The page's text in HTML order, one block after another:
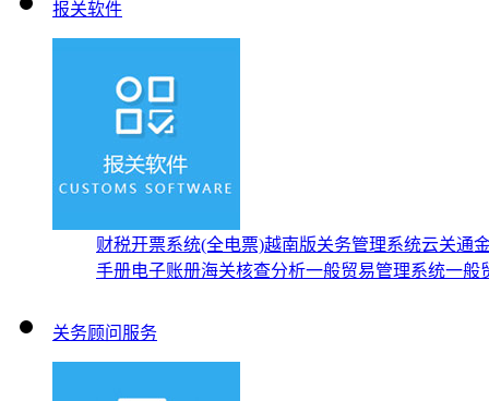
报关软件
财税开票系统(全电票)越南版关务管理系统云关通
手册电子账册海关核查分析一般贸易管理系统一般
关务顾问服务